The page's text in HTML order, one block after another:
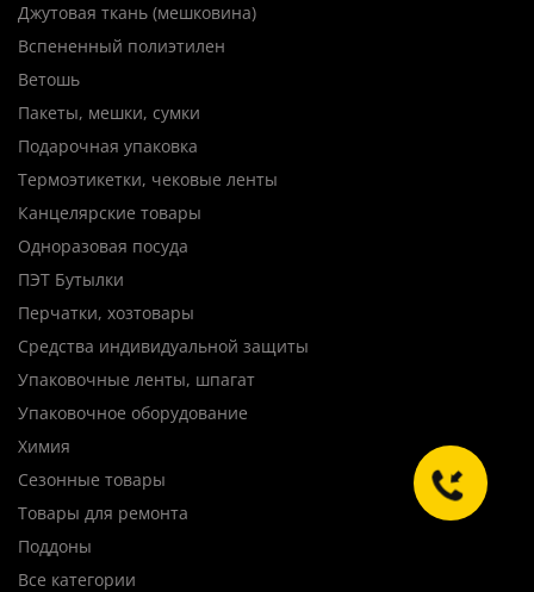
Джутовая ткань (мешковина)
Вспененный полиэтилен
Ветошь
Пакеты, мешки, сумки
Подарочная упаковка
Термоэтикетки, чековые ленты
Канцелярские товары
Одноразовая посуда
ПЭТ Бутылки
Перчатки, хозтовары
Средства индивидуальной защиты
Упаковочные ленты, шпагат
Упаковочное оборудование
Химия
Сезонные товары
Товары для ремонта
Поддоны
Все категории